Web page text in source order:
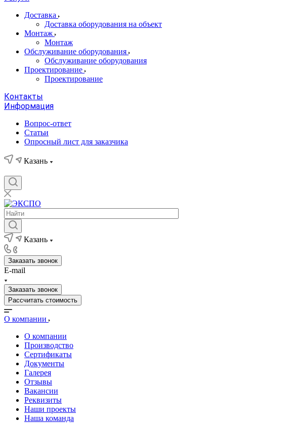
Доставка
Доставка оборудования на объект
Монтаж
Монтаж
Обслуживание оборудования
Обслуживание оборудования
Проектирование
Проектирование
Контакты
Информация
Вопрос-ответ
Статьи
Опросный лист для заказчика
Казань
Казань
Заказать звонок
E-mail
Заказать звонок
Рассчитать стоимость
О компании
О компании
Производство
Сертификаты
Документы
Галерея
Отзывы
Вакансии
Реквизиты
Наши проекты
Наша команда